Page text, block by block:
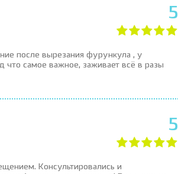
5
после вырезания фурункула , у
самое важное, заживает всё в разы
5
Консультировались и